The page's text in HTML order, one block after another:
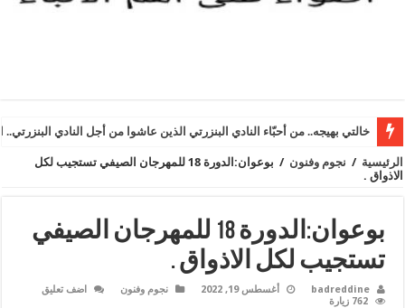
خالتي بهيجه.. من أحبّاء النادي البنزرتي الذين عاشوا من أجل النادي البنزرتي..
الرئيسية / نجوم وفنون /
بوعوان:الدورة 18 للمهرجان الصيفي تستجيب لكل
الاذواق .
بوعوان:الدورة 18 للمهرجان الصيفي
تستجيب لكل الاذواق .
badreddine أغسطس 19, 2022 نجوم وفنون
اضف تعليق
762 زيارة